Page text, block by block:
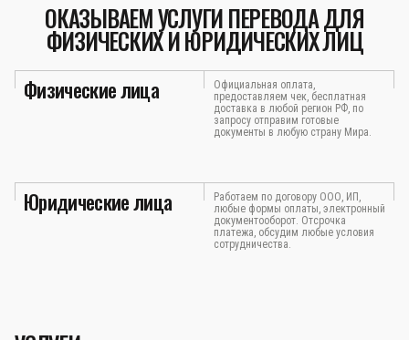
ОКАЗЫВАЕМ УСЛУГИ ПЕРЕВОДА ДЛЯ
ФИЗИЧЕСКИХ И ЮРИДИЧЕСКИХ ЛИЦ
Физические лица
Официальная оплата,
предоставляем чек, бесплатная
доставка в любой регион РФ, по
запросу отправим готовые
документы в любую страну Мира.
Юридические лица
Работаем по договору ООО, ИП,
любые формы оплаты, электронный
документооборот. Отсрочка
платежа, обсудим любые условия
сотрудничества.